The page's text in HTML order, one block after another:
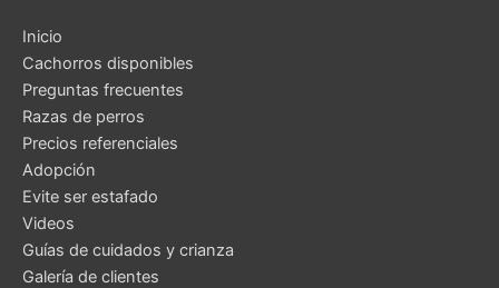
Inicio
Cachorros disponibles
Preguntas frecuentes
Razas de perros
Precios referenciales
Adopción
Evite ser estafado
Videos
Guías de cuidados y crianza
Galería de clientes